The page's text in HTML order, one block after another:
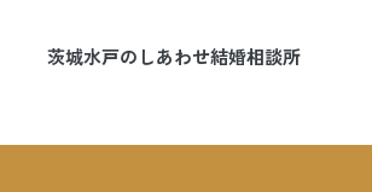
茨城水戸のしあわせ結婚相談所